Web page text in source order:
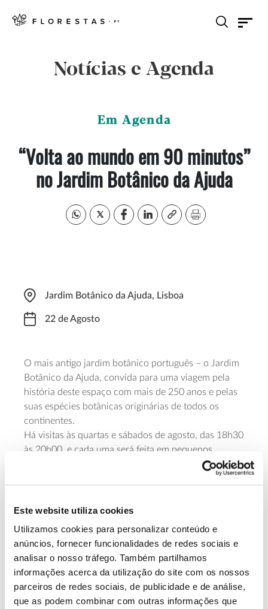
Este website utiliza cookies
Utilizamos cookies para personalizar conteúdo e
anúncios, fornecer funcionalidades de redes sociais e
analisar o nosso tráfego. Também partilhamos
informações acerca da utilização do site com os nossos
parceiros de redes sociais, de publicidade e de análise,
que as podem combinar com outras informações que
Notícias e Agenda
Em Agenda
“Volta ao mundo em 90 minutos”
no Jardim Botânico da Ajuda
Jardim Botânico da Ajuda, Lisboa
22 de Agosto
O mais antigo jardim botânico português – o Jardim
Botânico da Ajuda, convida para uma viagem pela
história deste espaço com mais de 250 anos e pelas
suas espécies botânicas originárias de todos os
continentes.
Há visitas às quartas e sábados de agosto, das 18h30
às 20h00, e cada uma será feita em pequenos
grupos, de acordo com as recomendações da
Direção Geral da Saúde, com um custo de 5 euros
pelos 35 mil metros quadrados do Jardim é
horas de antecedência.
Inscreva-se no email botanicoajuda@isaulisboa.pt ou
através do 924101712
Saiba mais sobre as visitas guiadas